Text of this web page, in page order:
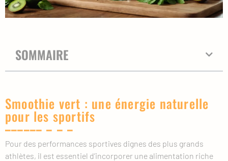
SOMMAIRE
Smoothie vert : une énergie naturelle
pour les sportifs
Pour des performances sportives dignes des plus grands
athlètes, il est essentiel d’incorporer une alimentation riche